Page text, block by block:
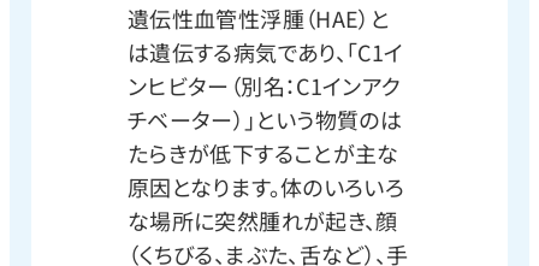
遺伝性血管性浮腫（HAE）と
は遺伝する病気であり、「C1イ
ンヒビター（別名：C1インアク
チベーター）」という物質のは
たらきが低下することが主な
原因となります。体のいろいろ
な場所に突然腫れが起き、顔
（くちびる、まぶた、舌など）、手